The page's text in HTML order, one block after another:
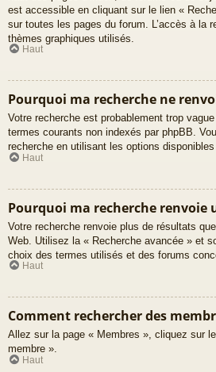
est accessible en cliquant sur le lien «
sur toutes les pages du forum. L’accès à la
thèmes graphiques utilisés.
Haut
Pourquoi ma recherche ne
Votre recherche est probablement trop
termes courants non indexés par phpBB.
recherche en utilisant les options
Haut
Pourquoi ma recherche renvoie
Votre recherche renvoie plus de résultats
Web. Utilisez la « Recherche avancée » et
choix des termes utilisés et des forums
Haut
Comment rechercher des
Allez sur la page « Membres », cliquez sur
membre ».
Haut